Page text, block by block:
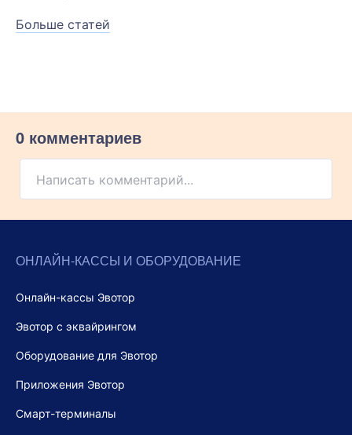
Больше статей
0 комментариев
Написать комментарий...
ОНЛАЙН-КАССЫ И ОБОРУДОВАНИЕ
Онлайн-кассы Эвотор
Эвотор с эквайрингом
Оборудование для Эвотор
Приложения Эвотор
Смарт-терминалы